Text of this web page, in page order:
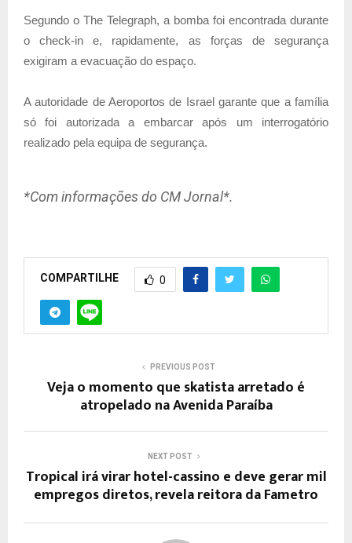
Segundo o The Telegraph, a bomba foi encontrada durante
o check-in e, rapidamente, as forças de segurança
exigiram a evacuação do espaço.
A autoridade de Aeroportos de Israel garante que a família
só foi autorizada a embarcar após um interrogatório
realizado pela equipa de segurança.
*Com informações do CM Jornal*.
COMPARTILHE 0
PREVIOUS POST
Veja o momento que skatista arretado é
atropelado na Avenida Paraíba
NEXT POST
Tropical irá virar hotel-cassino e deve gerar mil
empregos diretos, revela reitora da Fametro